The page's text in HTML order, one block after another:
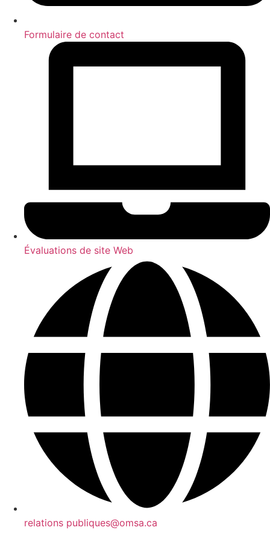
Formulaire de contact
Évaluations de site Web
relations publiques@omsa.ca